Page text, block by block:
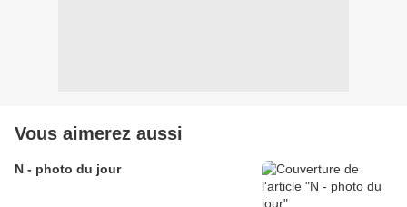
Vous aimerez aussi
N - photo du jour